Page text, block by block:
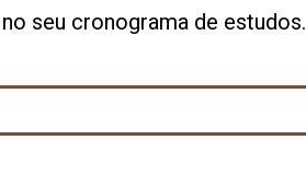
seu cronograma de estudos.